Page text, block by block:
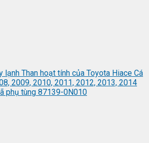
lạnh Than hoạt tính của Toyota Hiace Cá
2009, 2010, 2011, 2012, 2013, 2014
phụ tùng 87139-0N010